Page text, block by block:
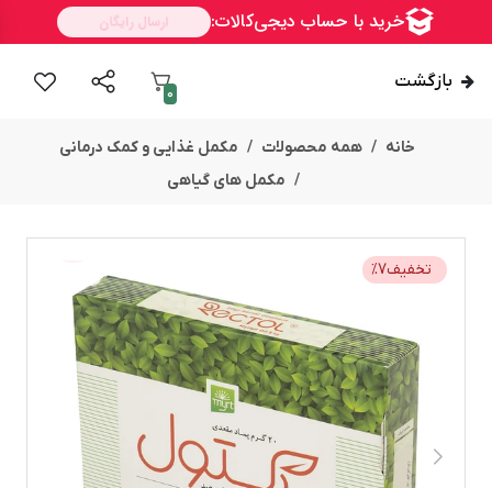
بازگشت
0
خانه همه محصولات
مکمل غذایی و کمک درمانی
مکمل های گیاهی
ســــریع
تخفیف %7